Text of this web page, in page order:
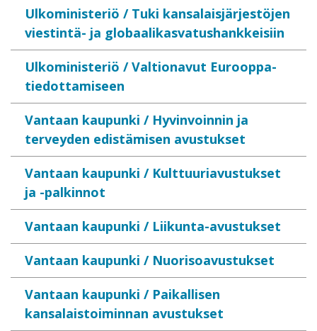
Ulkoministeriö / Tuki kansalaisjärjestöjen
viestintä- ja globaalikasvatushankkeisiin
Ulkoministeriö / Valtionavut Eurooppa-
tiedottamiseen
Vantaan kaupunki / Hyvinvoinnin ja
terveyden edistämisen avustukset
Vantaan kaupunki / Kulttuuriavustukset
ja -palkinnot
Vantaan kaupunki / Liikunta-avustukset
Vantaan kaupunki / Nuorisoavustukset
Vantaan kaupunki / Paikallisen
kansalaistoiminnan avustukset